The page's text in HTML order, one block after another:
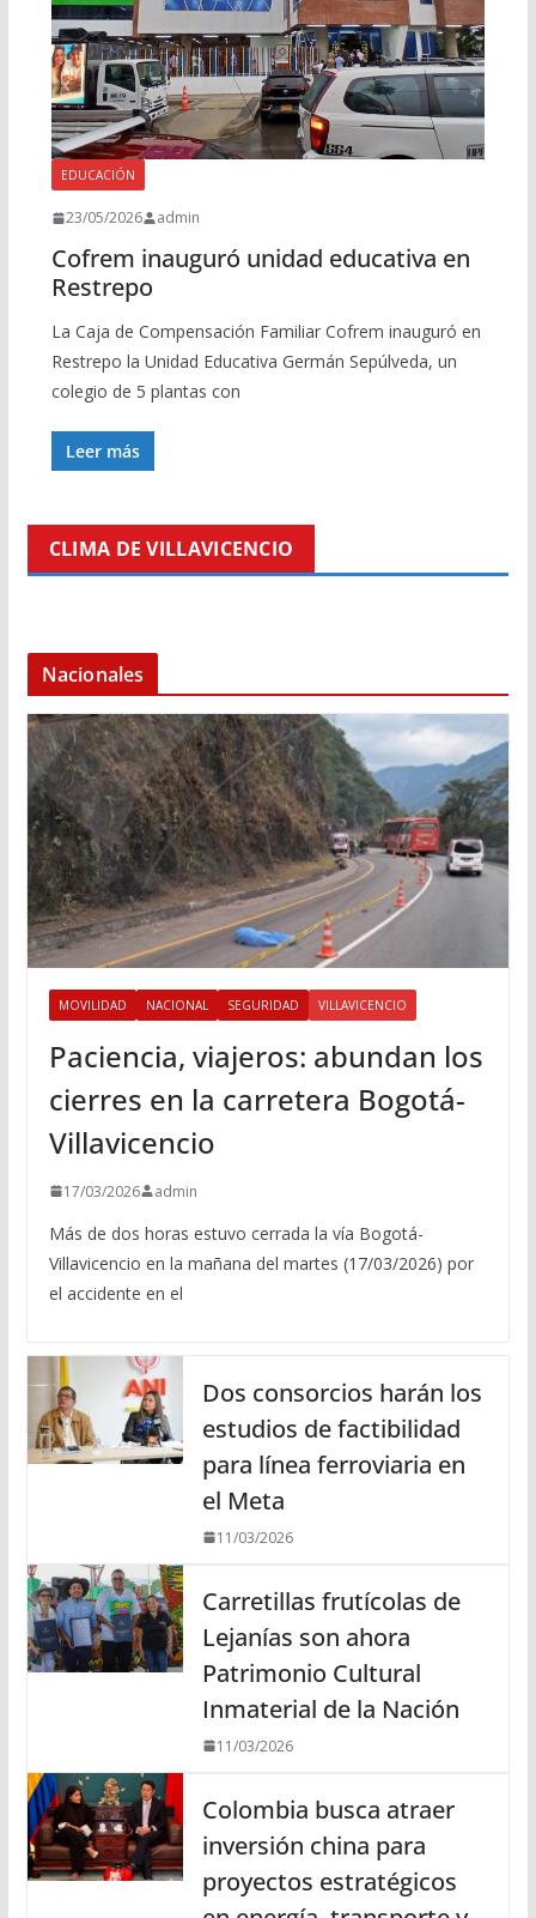
EDUCACIÓN
23/05/2026 admin
Cofrem inauguró unidad educativa en
Restrepo
La Caja de Compensación Familiar Cofrem inauguró en
Restrepo la Unidad Educativa Germán Sepúlveda, un
colegio de 5 plantas con
Leer más
CLIMA DE VILLAVICENCIO
Nacionales
MOVILIDAD NACIONAL SEGURIDAD VILLAVICENCIO
Paciencia, viajeros: abundan los
cierres en la carretera Bogotá-
Villavicencio
17/03/2026 admin
Más de dos horas estuvo cerrada la vía Bogotá-
Villavicencio en la mañana del martes (17/03/2026) por
el accidente en el
Dos consorcios harán los
estudios de factibilidad
para línea ferroviaria en
el Meta
11/03/2026
Carretillas frutícolas de
Lejanías son ahora
Patrimonio Cultural
Inmaterial de la Nación
11/03/2026
Colombia busca atraer
inversión china para
proyectos estratégicos